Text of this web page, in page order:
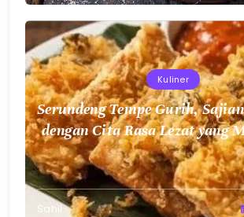
Kuliner
Serundeng Tempe Gurih,
dengan Cita Rasa Lezat yang
Selera
Sahil